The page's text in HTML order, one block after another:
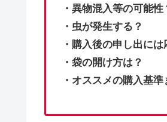
・異物混入等の可能性
・虫が発生する？
・購入後の申し出に
・袋の開け方は？
・オススメの購入基準